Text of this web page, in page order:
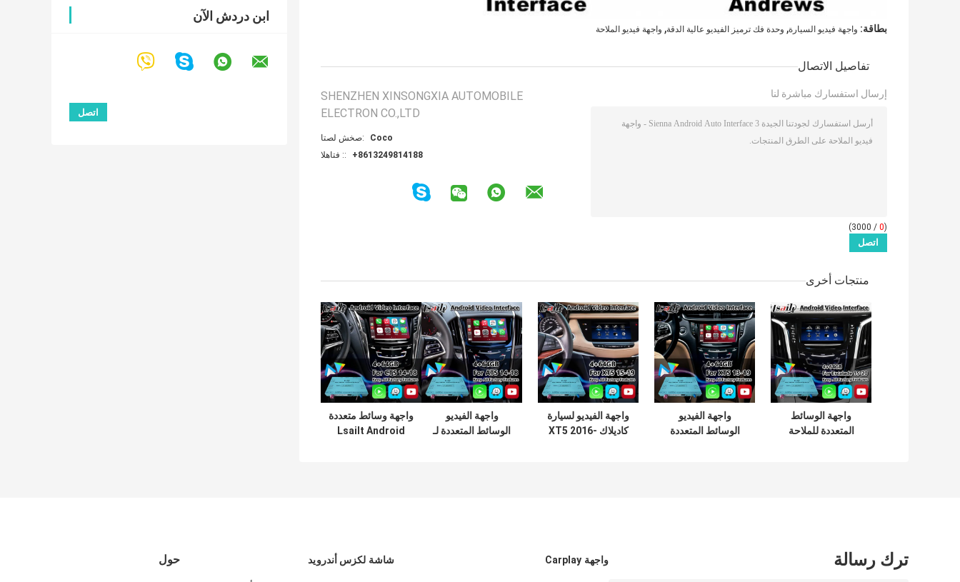
ابن دردش الآن
بطاقة: واجهة فيديو السيارة, وحدة فك ترميز الفيديو عالية الدقة, واجهة فيديو الملاحة
تفاصيل الاتصال
SHENZHEN XINSONGXIA AUTOMOBILE
ELECTRON CO.,LTD
اتصل شخص:
Coco
الهاتف ::
+8613249814188
إرسال استفسارك مباشرة لنا
(
0
/ 3000)
منتجات أخرى
واجهة الوسائط
المتعددة للملاحة
واجهة الفيديو
الوسائط المتعددة
واجهة الفيديو لسيارة
كاديلاك XT5 2016-
واجهة الفيديو
الوسائط المتعددة لـ
واجهة وسائط متعددة
Lsailt Android
حول شاشة لكزس أندرويد واجهة Carplay ترك رسالة